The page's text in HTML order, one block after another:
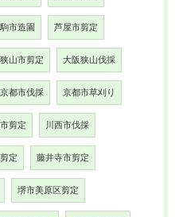
市造園 芦屋市剪定
山市剪定 大阪狭山伐採
京都市伐採 京都市草刈り
剪定 川西市伐採
定 藤井寺市剪定
堺市美原区剪定